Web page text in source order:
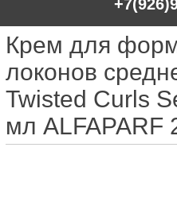
Крем для
локонов
Twisted Curls
мл ALFAPARF